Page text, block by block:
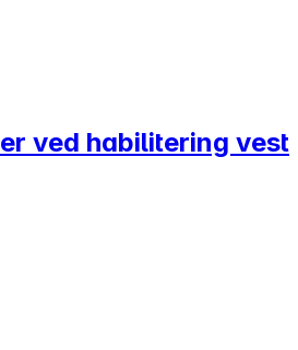
ved habilitering vest